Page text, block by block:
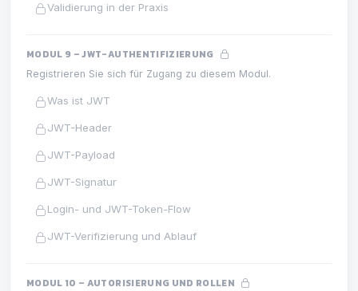
Validierung in der Praxis
MODUL 9 – JWT-AUTHENTIFIZIERUNG
Registrieren Sie sich für Zugang zu diesem Modul.
Was ist JWT
JWT-Header
JWT-Payload
JWT-Signatur
Login- und JWT-Token-Flow
JWT-Verifizierung und Ablauf
MODUL 10 – AUTORISIERUNG UND ROLLEN